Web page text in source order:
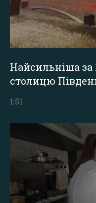
Найсильніша за
столицю
1:51